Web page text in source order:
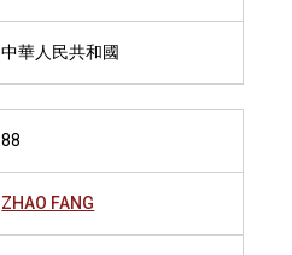
中華人民共和國
88
ZHAO FANG